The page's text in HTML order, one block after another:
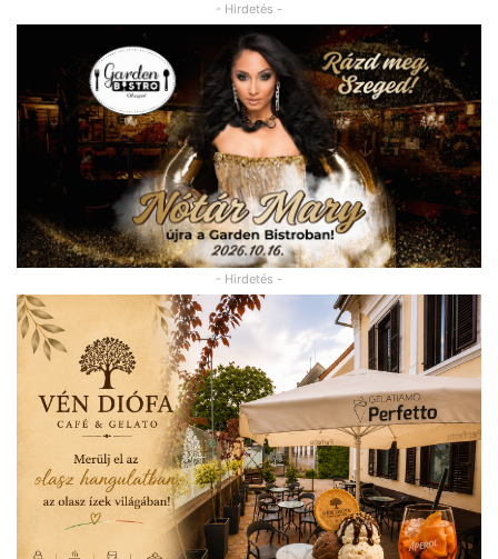
- Hirdetés -
- Hirdetés -